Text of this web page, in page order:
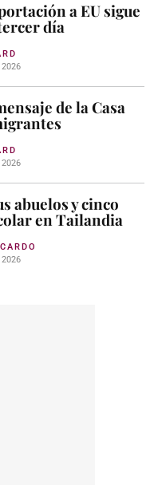
a EU sigue
día
2026
de la Casa
2026
abuelos y cinco
en Tailandia
2026